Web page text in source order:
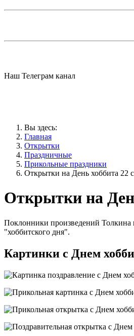
Наш Телеграм канал
Вы здесь:
Главная
Открытки
Праздничные
Прикольные праздники
Открытки на День хоббита 22
Открытки на
Поклонники произведений Толкина
"хоббитского дня".
Картинки с Днем